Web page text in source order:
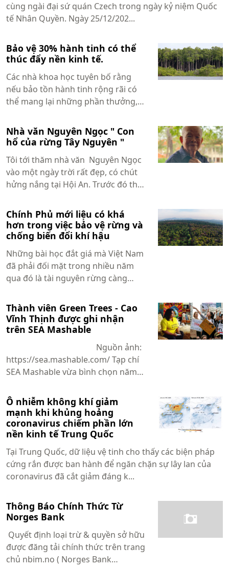
cùng ngài đại sứ quán Czech trong ngày kỷ niệm Quốc
tế Nhân Quyền. Ngày 25/12/202...
Bảo vệ 30% hành tinh có thể
thúc đẩy nền kinh tế.
Các nhà khoa học tuyên bố rằng
nếu bảo tồn hành tinh rộng rãi có
thể mang lại những phần thưởng,
phù hợp. ...
Nhà văn Nguyên Ngọc " Con
hổ của rừng Tây Nguyên "
Tôi tới thăm nhà văn Nguyên Ngọc
vào một ngày trời rất đẹp, có chút
hửng nắng tại Hội An. Trước đó thì
tã...
Chính Phủ mới liệu có khá
hơn trong việc bảo vệ rừng và
chống biến đổi khí hậu
Những bài học đắt giá mà Việt Nam
đã phải đối mặt trong nhiều năm
qua đó là tài nguyên rừng càng
rừng gầ...
Thành viên Green Trees - Cao
Vĩnh Thịnh được ghi nhận
trên SEA Mashable
Nguồn ảnh:
https://sea.mashable.com/ Tạp chí
SEA Mashable vừa bình chọn năm
Ô nhiễm không khí giảm
mạnh khi khủng hoảng
coronavirus chiếm phần lớn
nền kinh tế Trung Quốc
Tại Trung Quốc, dữ liệu vệ tinh cho thấy các biện pháp
cứng rắn được ban hành để ngăn chặn sự lây lan của
coronavirus đã cắt giảm đáng k...
Thông Báo Chính Thức Từ
Norges Bank
Quyết định loại trừ & quyền sở hữu
được đăng tải chính thức trên trang
chủ nbim.no ( Norges Bank